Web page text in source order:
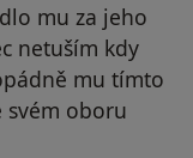
mu za jeho
netuším kdy
mu tímto
svém oboru